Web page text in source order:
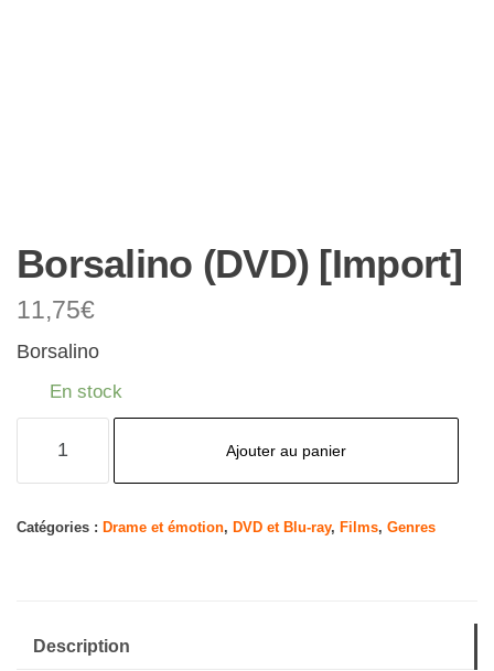
Borsalino (DVD) [Import]
11,75€
Borsalino
En stock
(DVD)
Ajouter au panier
Catégories : Drame et émotion, DVD et Blu-ray, Films, Genres
Description